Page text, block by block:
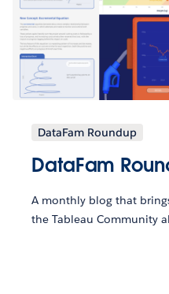
DataFam Roundup
DataFam
A monthly blog that
the Tableau Community